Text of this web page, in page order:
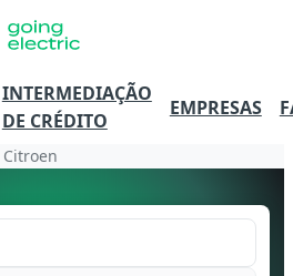
INTERMEDIAÇÃO
DE CRÉDITO
EMPRESAS
Citroen